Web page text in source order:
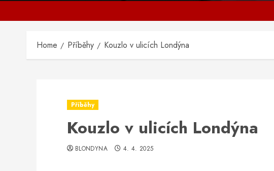
Home Příběhy Kouzlo v ulicích Londýna
Příběhy
Kouzlo v ulicích Londýna
BLONDYNA 4. 4. 2025